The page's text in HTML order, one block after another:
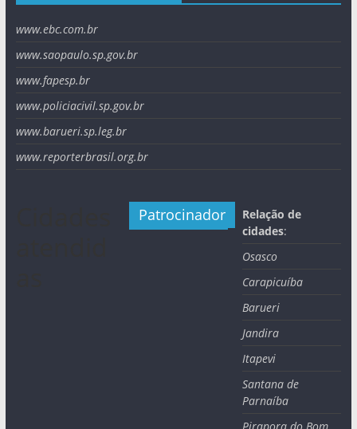
www.ebc.com.br
www.saopaulo.sp.gov.br
www.fapesp.br
www.policiacivil.sp.gov.br
www.barueri.sp.leg.br
www.reporterbrasil.org.br
Patrocinador
Relação de
cidades:
Osasco
Carapicuíba
Barueri
Jandira
Itapevi
Santana de
Parnaíba
Pirapora do Bom